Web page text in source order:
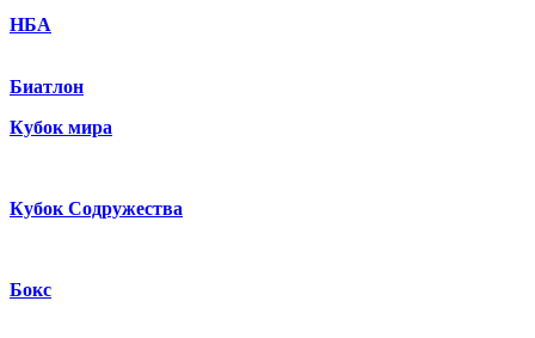
НБА
Биатлон
Кубок мира
Кубок Содружества
Бокс